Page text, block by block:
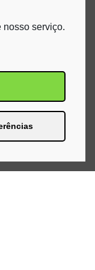
nosso serviço.